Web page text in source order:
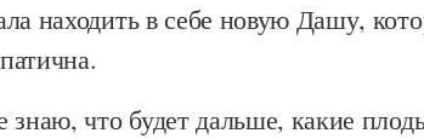
находить в себе новую Дашу,
знаю, что будет дальше, какие